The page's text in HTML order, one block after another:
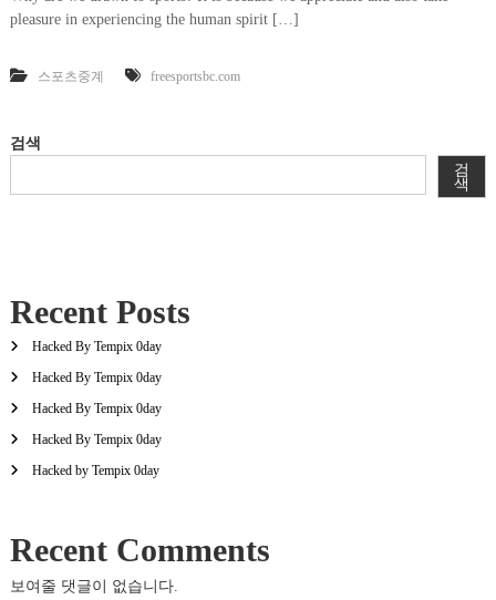
pleasure in experiencing the human spirit […]
스포츠중계 freesportsbc.com
검색
검
색
Recent Posts
Hacked By Tempix 0day
Hacked By Tempix 0day
Hacked By Tempix 0day
Hacked By Tempix 0day
Hacked by Tempix 0day
Recent Comments
보여줄 댓글이 없습니다.